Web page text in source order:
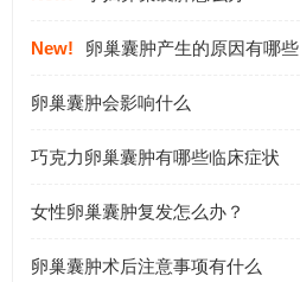
New! 卵巢囊肿产生的原因有哪些
卵巢囊肿会影响什么
巧克力卵巢囊肿有哪些临床症状
女性卵巢囊肿复发怎么办？
卵巢囊肿术后注意事项有什么